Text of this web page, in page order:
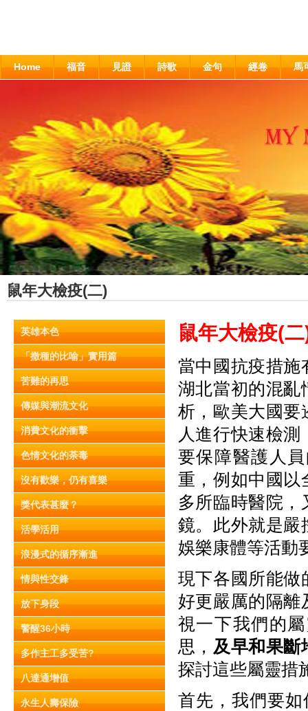
Home 福音 見證 詩歌 金句 經卷 馬
鼠年大檢疫(二)
英雄本色
「撒種的比喻」實用篇
苦難的再思
傳媒與潮流文化
消費文化的衝擊
色情文化的荼毒
沒有歡樂，仍有喜樂
獎代表甚麼？
活學活用
浪漫式的循序漸進
情與性交鋒
放下身段
警醒36小時
多作主工多受苦?
八達通增值
永生人壽保險
鼠年大檢疫(
當中國抗疫措施
湖北當初的混亂
析，歐美大國要
人進行快速檢
要保障醫護人
重，例如中國以
多所臨時醫院
鏡。此外就是嚴
娛樂康體等活動
現下各國所能做
好更嚴厲的隔離
視一下我們的
思， 及早和果斷
探討這些屬靈措
首先，我們要